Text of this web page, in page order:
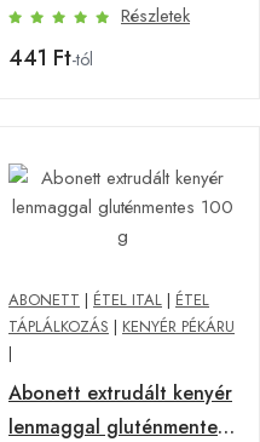
Részletek
441 Ft-tól
ABONETT | ÉTEL ITAL | ÉTEL
TÁPLÁLKOZÁS | KENYÉR PÉKÁRU
|
Abonett extrudált kenyér
lenmaggal gluténmentes